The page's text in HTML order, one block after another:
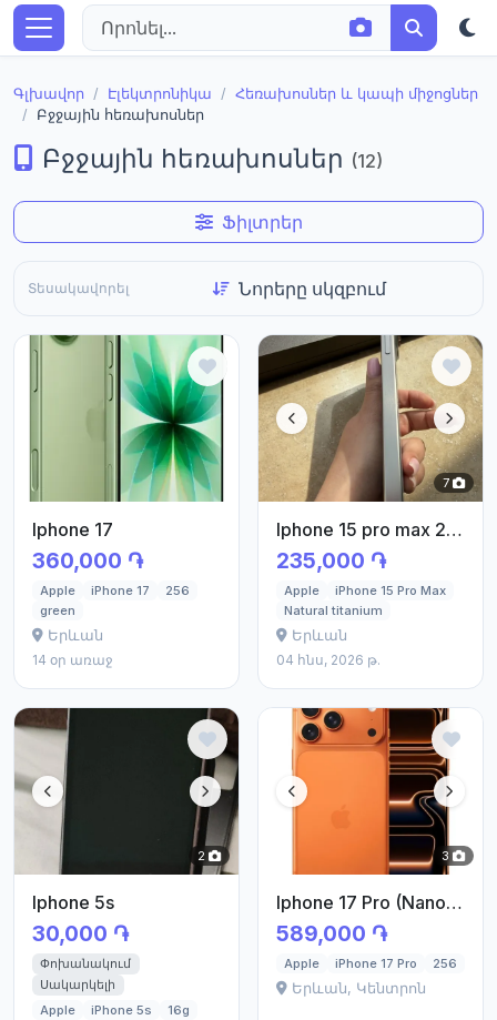
Գլխավոր Էլեկտրոնիկա
Հեռախոսներ և կապի միջոցներ
Բջջային հեռախոսներ
Բջջային հեռախոսներ (12)
Ֆիլտրեր
Տեսակավորել
Iphone 17
360,000 ֏
Apple iPhone 17
256
green
Երևան
14 օր առաջ
7
Iphone 15 pro max 256GB
235,000 ֏
Apple
iPhone 15 Pro Max
Natural titanium
Երևան
04 հնս, 2026 թ.
2
Iphone 5s
30,000 ֏
Փոխանակում
Սակարկելի
Apple
iPhone 5s
16g
3
Iphone 17 Pro (Nano-Sim)
589,000 ֏
Apple iPhone 17 Pro 256
Երևան, Կենտրոն